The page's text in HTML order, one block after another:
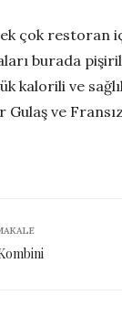
çok restoran
burada
kalorili ve
Gulaş ve